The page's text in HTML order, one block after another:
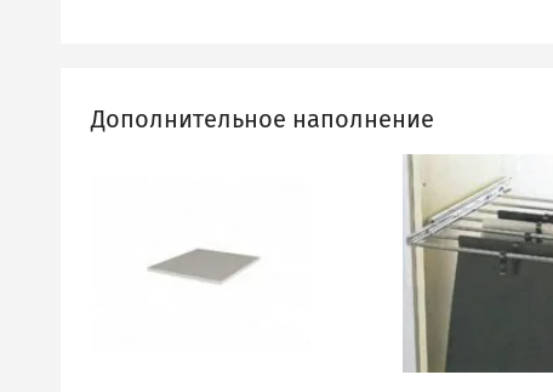
Дополнительное наполнение